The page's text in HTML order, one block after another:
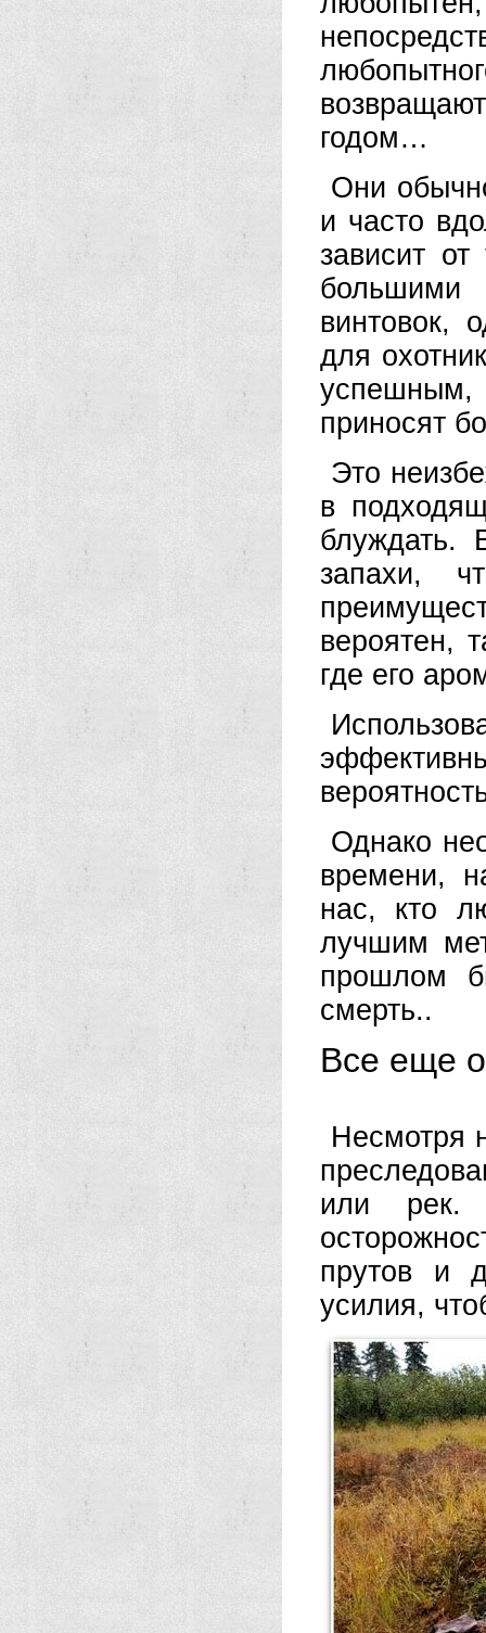
годом…
Они
и часто
зависит
большими
винтовок,
для
приносят
Это
в
блуждать.
запахи,
вероятен,
где его
Однако
времени,
нас, кто
лучшим
прошлом
смерть..
Все еще
Несмотря
или рек.
прутов и
усилия,